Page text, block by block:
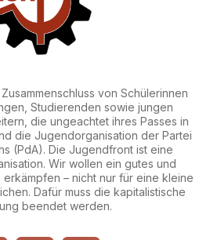
von Schülerinnen
Studierenden sowie jungen
die ungeachtet ihres Passes in
die Jugendorganisation der Partei
(PdA). Die Jugendfront ist eine
Wir wollen ein gutes und
– nicht nur für eine kleine
Dafür muss die kapitalistische
beendet werden.